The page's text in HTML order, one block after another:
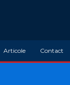
Articole Contact